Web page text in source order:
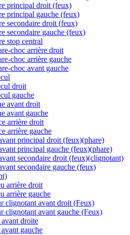
principal droit (feux)
principal gauche (feux)
secondaire droit (feux)
secondaire gauche (feux)
stop central
choc arrière droit
choc arrière gauche
choc avant gauche
droit
gauche
avant droit
avant gauche
arrière droit
arrière gauche
principal droit (feux)(phare)
principal gauche (feux)(phare)
secondaire droit (feux)(clignotant)
secondaire gauche (feux)
arrière droit
arrière gauche
clignotant avant droit (Feux)
clignotant avant gauche (Feux)
droite
gauche